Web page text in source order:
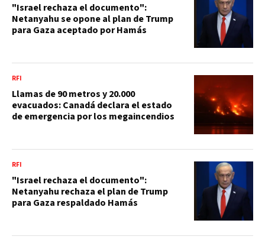
"Israel rechaza el documento":
Netanyahu se opone al plan de Trump
para Gaza aceptado por Hamás
RFI
Llamas de 90 metros y 20.000
evacuados: Canadá declara el estado
de emergencia por los megaincendios
RFI
"Israel rechaza el documento":
Netanyahu rechaza el plan de Trump
para Gaza respaldado Hamás